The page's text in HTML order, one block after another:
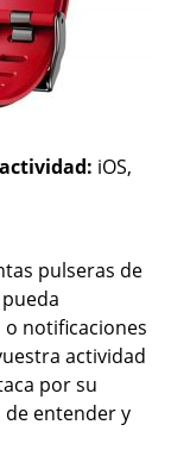
iOS,
pulseras de
notificaciones
actividad
por su
entender y